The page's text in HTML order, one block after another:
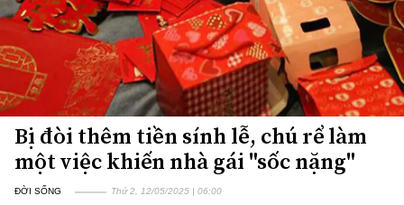
Bị đòi thêm tiền sính lễ, chú rể làm
một việc khiến nhà gái "sốc nặng"
ĐỜI SỐNG Thứ 2, 12/05/2025 | 06:00